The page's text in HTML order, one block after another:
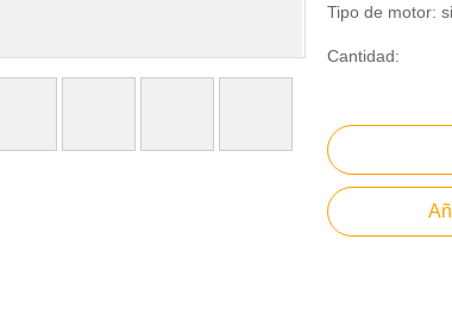
Tipo de motor:
Cantidad: